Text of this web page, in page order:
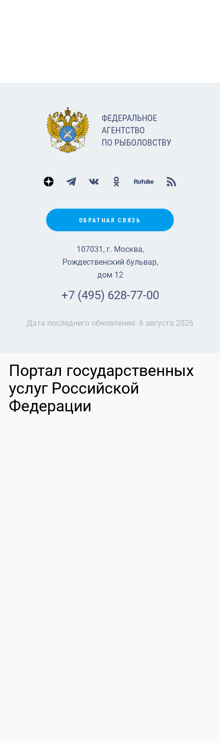
ФЕДЕРАЛЬНОЕ
АГЕНТСТВО
ПО РЫБОЛОВСТВУ
ОБРАТНАЯ СВЯЗЬ
107031, г. Москва,
Рождественский бульвар,
дом 12
+7 (495) 628-77-00
Дата последнего обновления: 6 августа 2026
Портал государственных
услуг Российской
Федерации